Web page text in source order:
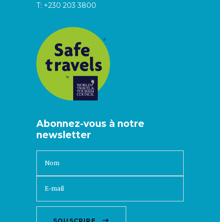
T: +230 203 3800
Abonnez-vous à notre
newsletter